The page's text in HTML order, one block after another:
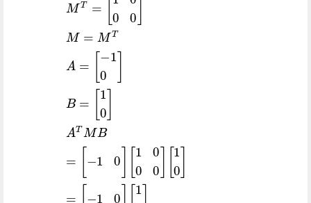
M =[1 00
[1 00 ]M
[-10] B=
[-10] 10
[1 0]= 1